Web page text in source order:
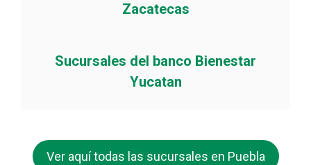
Zacatecas
Sucursales del banco Bienestar
Yucatan
Ver aquí todas las sucursales en Puebla